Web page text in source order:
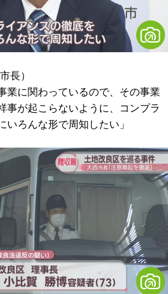
長）
業に関わっているので、その事業
事が起こらないように、コンプラ
いろんな形で周知したい」